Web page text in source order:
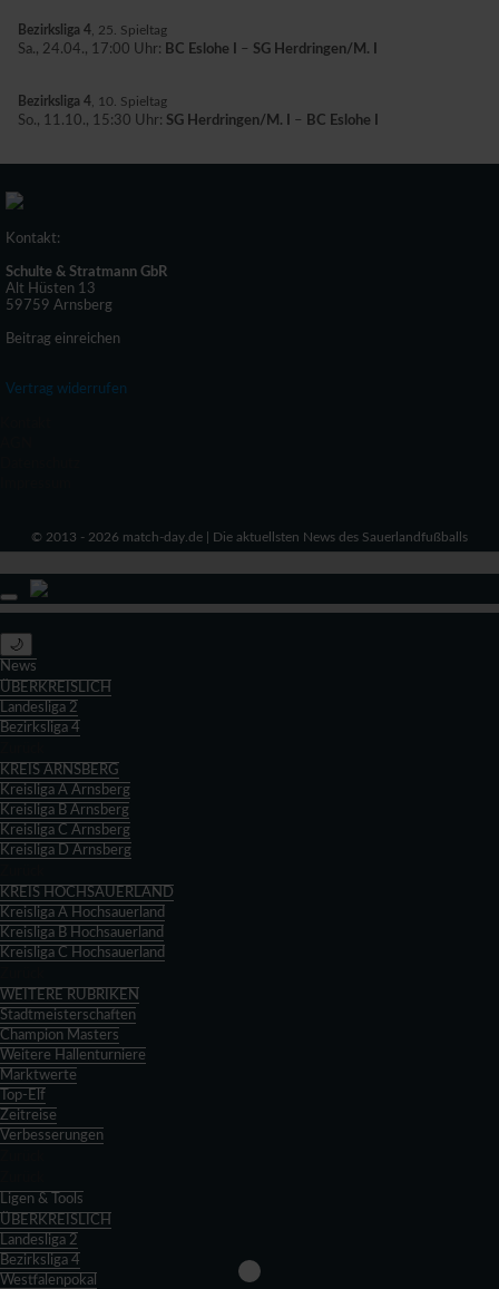
Bezirksliga 4 , 25. Spieltag
Sa., 24.04., 17:00 Uhr: BC Eslohe I – SG Herdringen/M. I
Bezirksliga 4 , 10. Spieltag
So., 11.10., 15:30 Uhr: SG Herdringen/M. I – BC Eslohe I
Kontakt:
Schulte & Stratmann GbR
Alt Hüsten 13
59759 Arnsberg
Beitrag einreichen
Vertrag widerrufen
© 2013 - 2026 match-day.de | Die aktuellsten News des Sauerlandfußballs
🌙
News
ÜBERKREISLICH
Landesliga 2
Bezirksliga 4
KREIS ARNSBERG
Kreisliga A Arnsberg
Kreisliga B Arnsberg
Kreisliga C Arnsberg
Kreisliga D Arnsberg
KREIS HOCHSAUERLAND
Kreisliga A Hochsauerland
Kreisliga B Hochsauerland
Kreisliga C Hochsauerland
WEITERE RUBRIKEN
Stadtmeisterschaften
Champion Masters
Weitere Hallenturniere
Marktwerte
Top-Elf
Zeitreise
Verbesserungen
Ligen & Tools
ÜBERKREISLICH
Landesliga 2
Bezirksliga 4
Westfalenpokal